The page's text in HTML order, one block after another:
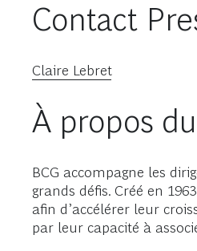
Contact
Claire Lebret
À propos
BCG accompagne les
grands défis. Créé en
afin d’accélérer leur
par leur capacité à